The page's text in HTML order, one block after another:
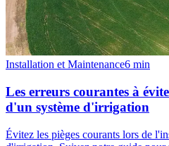
Installation et Maintenance6 min
Les erreurs courantes à
d'un système d'irrigation
Évitez les pièges courants lors de